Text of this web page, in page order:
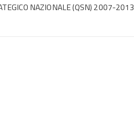
NAZIONALE (QSN) 2007-2013